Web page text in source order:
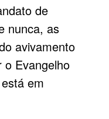
de
nunca, as
avivamento
o Evangelho
em